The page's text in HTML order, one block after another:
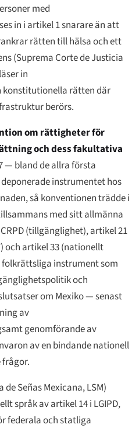
med
in i artikel 1 snarare än att
rätten till hälsa och ett
(Suprema Corte de Justicia
in
konstitutionella rätten där
berörs.
om rättigheter för
och dess fakultativa
— bland de allra första
instrumentet hos
så konventionen trädde i
med sitt allmänna
(tillgänglighet), artikel 21
och artikel 33 (nationellt
instrument som
och
om Mexiko — senast
av
genomförande av
av en bindande nationell
de Señas Mexicana, LSM)
språk av artikel 14 i LGIPD,
federala och statliga